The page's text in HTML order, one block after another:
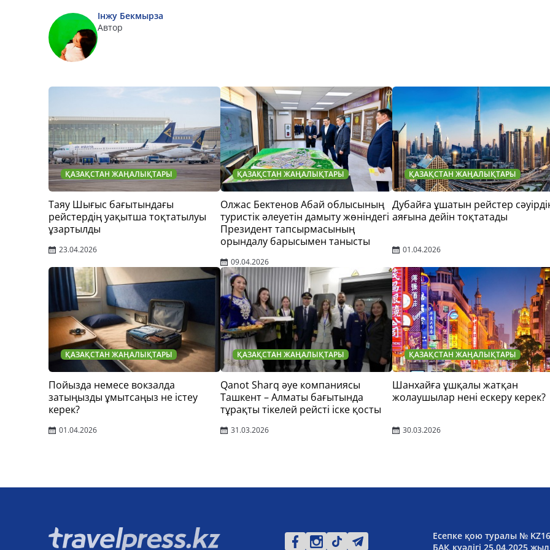
Інжу Бекмырза
Автор
ҚАЗАҚСТАН ЖАҢАЛЫҚТАРЫ
Таяу Шығыс бағытындағы
рейстердің уақытша тоқтатылуы
ұзартылды
23.04.2026
ҚАЗАҚСТАН ЖАҢАЛЫҚТАРЫ
Олжас Бектенов Абай облысының
туристік әлеуетін дамыту жөніндегі
Президент тапсырмасының
орындалу барысымен танысты
09.04.2026
ҚАЗАҚСТАН ЖАҢАЛЫҚТАРЫ
Дубайға ұшатын рейстер
аяғына дейін тоқтатады
01.04.2026
ҚАЗАҚСТАН ЖАҢАЛЫҚТАРЫ
Пойызда немесе вокзалда
затыңызды ұмытсаңыз не істеу
керек?
01.04.2026
ҚАЗАҚСТАН ЖАҢАЛЫҚТАРЫ
Qanot Sharq әуе компаниясы
Ташкент – Алматы бағытында
тұрақты тікелей рейсті іске қосты
31.03.2026
ҚАЗАҚСТАН ЖАҢАЛЫҚТАРЫ
Шанхайға ұшқалы жатқан
жолаушылар нені ескеру керек?
30.03.2026
Есепке қою туралы №
БАҚ куәлігі 25.04.2025